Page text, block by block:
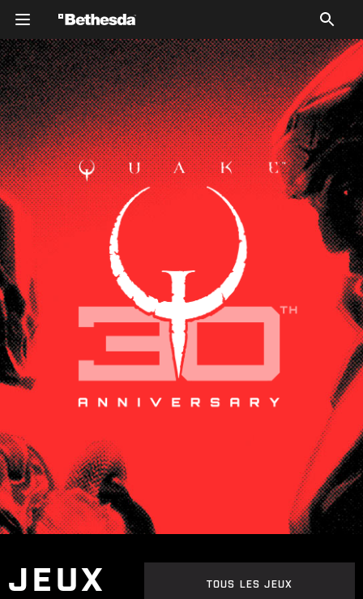
Silhouetted figures of two characters from Quake
Champions against a red background. The overall tone is
dramatic and bold.
JEUX TOUS LES JEUX